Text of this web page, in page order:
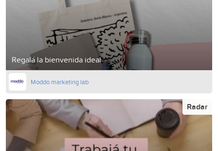
Regalá la bienvenida ideal
Moddo marketing lab
Radar